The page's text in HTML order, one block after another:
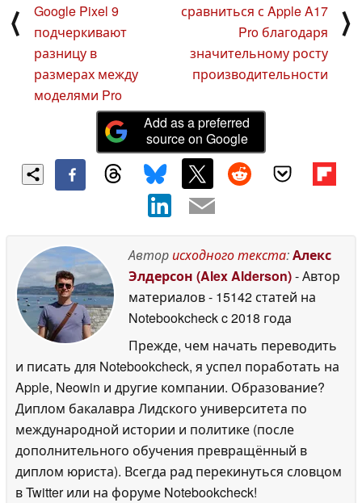
⟨
Google Pixel 9
подчеркивают
разницу в
размерах между
моделями Pro
сравниться с Apple A17
Pro благодаря
значительному росту
производительности
⟩
Add as a preferred
source on Google
Авторисходного текста:Алекс
Элдерсон (Alex Alderson)- Автор
материалов- 15142 статей на
Notebookcheckc 2018 года
Прежде, чем начать переводить
и писать для Notebookcheck, я успел поработать на
Apple, Neowin и другие компании. Образование?
Диплом бакалавра Лидского университета по
международной истории и политике (после
дополнительного обучения превращённый в
диплом юриста). Всегда рад перекинуться словцом
в Twitter или на форуме Notebookcheck!